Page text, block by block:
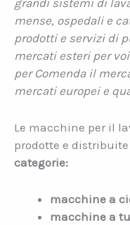
mense, ospedali e
prodotti e servizi di
mercati esteri per
per Comenda il
mercati europei e
Le macchine per il
prodotte e
categorie:
macchine a
macchine a